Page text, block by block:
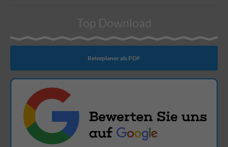
Top Download
Reiseplaner als PDF